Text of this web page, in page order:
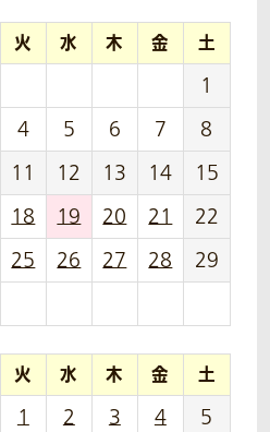
火 水 木 金 土
1
4 5 6 7
8
11 12 13 14
15
18 19 20 21
22
25 26 27 28
29
火 水 木 金 土
1 2 3 4
5